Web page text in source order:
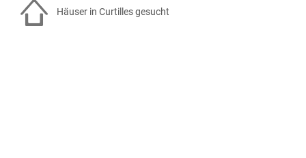
Häuser in Curtilles gesucht